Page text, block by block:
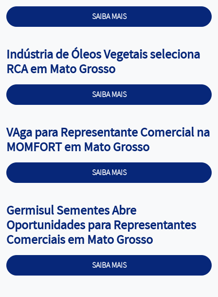
SAIBA MAIS
Cargo:
Indústria de Óleos Vegetais seleciona
RCA em Mato Grosso
SAIBA MAIS
Cargo:
VAga para Representante Comercial na
MOMFORT em Mato Grosso
SAIBA MAIS
Cargo:
Germisul Sementes Abre
Oportunidades para Representantes
Comerciais em Mato Grosso
SAIBA MAIS